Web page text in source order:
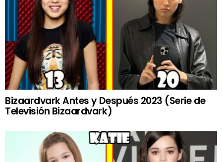
Bizaardvark Antes y Después 2023 (Serie de
Televisión Bizaardvark)